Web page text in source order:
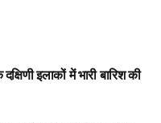
इलाकों में भारी बारिश की